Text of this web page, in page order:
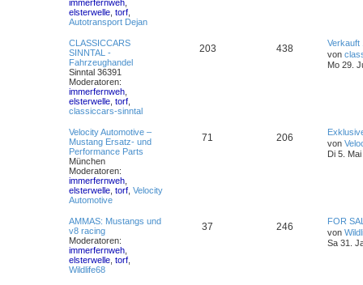
immerfernweh
elsterwelle torf
Autotransport Dejan
CLASSICCARS
SINNTAL -
Fahrzeughandel
Sinntal 36391
Moderatoren:
immerfernweh
elsterwelle torf
classiccars-sinntal
203 438
Verkauft
von
Mo 29.
Velocity Automotive –
Mustang Ersatz- und
Performance Parts
München
Moderatoren:
immerfernweh
elsterwelle torf Velocity
Automotive
71 206
von
Di 5.
AMMAS: Mustangs und
v8 racing
Moderatoren:
immerfernweh
elsterwelle torf
Wildlife68
37 246
FOR
von
Sa 31.